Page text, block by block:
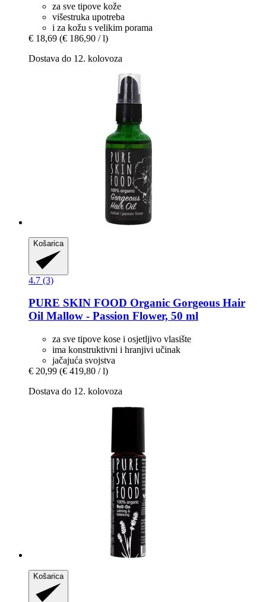
za sve tipove kože
višestruka upotreba
i za kožu s velikim porama
€ 18,69 (€ 186,90 / l)
Dostava do 12. kolovoza
Košarica
4.7 (3)
PURE SKIN FOOD Organic Gorgeous Hair
Oil Mallow -​ Passion Flower, 50 ml
za sve tipove kose i osjetljivo vlasište
ima konstruktivni i hranjivi učinak
jačajuća svojstva
€ 20,99 (€ 419,80 / l)
Dostava do 12. kolovoza
Košarica